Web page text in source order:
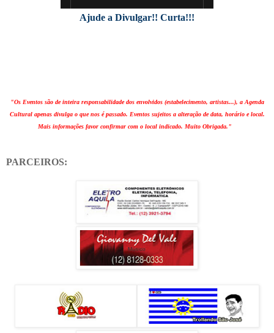
Ajude a Divulgar!! Curta!!!
"Os Eventos são de inteira responsabilidade dos envolvidos (estabelecimento, artistas...), a Agenda
Cultural apenas divulga o que nos é passado. Eventos sujeitos a alteração de data, horário e local.
Mais informações favor confirmar com o local indicado. Muito Obrigada."
PARCEIROS: